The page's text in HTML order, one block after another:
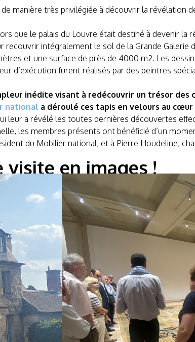
manière très privilégiée à découvrir la révélation
que le palais du Louvre était destiné à devenir la
recouvrir intégralement le sol de la Grande Galerie
et une surface de près de 4000 m2. Les
d’exécution furent réalisés par des peintres
inédite visant à redécouvrir un trésor
national a déroulé ces tapis en velours au cœur
leur a révélé les toutes dernières découvertes
les membres présents ont bénéficié d’un
du Mobilier national, et à Pierre Houdeline,
visite en images !